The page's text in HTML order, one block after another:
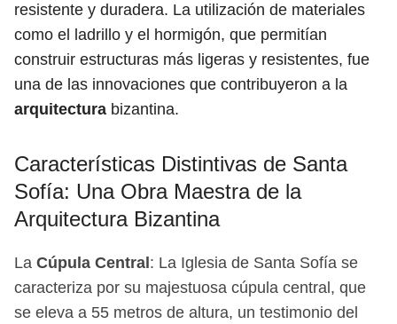
resistente y duradera. La utilización de materiales
como el ladrillo y el hormigón, que permitían
construir estructuras más ligeras y resistentes, fue
una de las innovaciones que contribuyeron a la
arquitectura bizantina.
Características Distintivas de Santa
Sofía: Una Obra Maestra de la
Arquitectura Bizantina
La Cúpula Central : La Iglesia de Santa Sofía se
caracteriza por su majestuosa cúpula central, que
se eleva a 55 metros de altura, un testimonio del